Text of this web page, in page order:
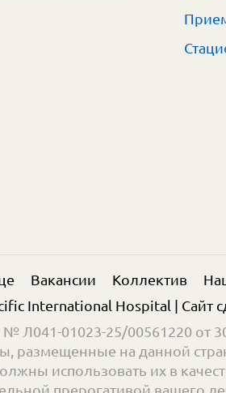
Вакансии Коллектив
International Hospital | Сайт
Л041-01023-25/00561220 от
размещенные на данной
использовать их в
прерогативой вашего